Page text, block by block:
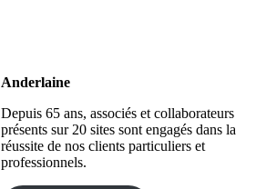
Anderlaine
Depuis 65 ans, associés et collaborateurs
présents sur 20 sites sont engagés dans la
réussite de nos clients particuliers et
professionnels.